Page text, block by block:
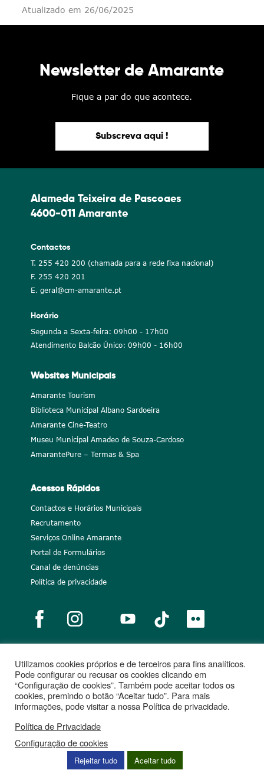
Atualizado em 26/06/2025
Newsletter de Amarante
Fique a par do que acontece.
Subscreva aqui !
Alameda Teixeira de Pascoaes
4600-011 Amarante
Contactos
T. 255 420 200 (chamada para a rede fixa nacional)
F. 255 420 201
E. geral@cm-amarante.pt
Horário
Segunda a Sexta-feira: 09h00 - 17h00
Atendimento Balcão Único: 09h00 - 16h00
Websites Municipais
Amarante Tourism
Biblioteca Municipal Albano Sardoeira
Amarante Cine-Teatro
Museu Municipal Amadeo de Souza-Cardoso
AmarantePure – Termas & Spa
Acessos Rápidos
Contactos e Horários Municipais
Recrutamento
Serviços Online Amarante
Portal de Formulários
Canal de denúncias
Política de privacidade
Notícias Recrutamento Portugal 2020
União Europeia
Projetos cofinanciados
Utilizamos cookies próprios e de terceiros para fins analíticos.
Pode configurar ou recusar os cookies clicando em
“Configuração de cookies”. Também pode aceitar todos os
cookies, premindo o botão “Aceitar tudo”. Para mais
informações, pode visitar a nossa Política de privacidade.
Política de Privacidade
Configuração de cookies
Rejeitar tudo Aceitar tudo